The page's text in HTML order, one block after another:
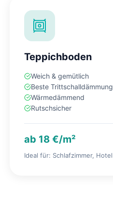
Teppichboden
Weich & gemütlich
Beste Trittschalldämmung
Wärmedämmend
Rutschsicher
ab 18 €/m²
Ideal für: Schlafzimmer, Hotel